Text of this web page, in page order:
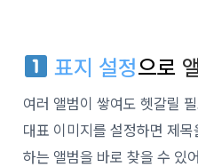
표지 설정으로
여러 앨범이 쌓여도 헷갈릴
대표 이미지를 설정하면 제
하는 앨범을 바로 찾을 수 있